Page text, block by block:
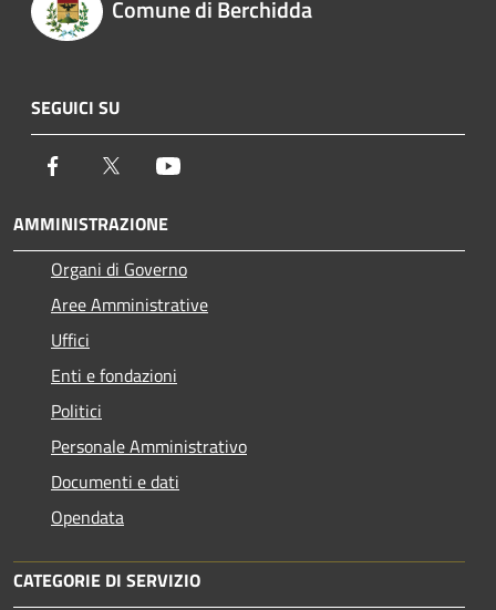
Comune di Berchidda
SEGUICI SU
Facebook Twitter
AMMINISTRAZIONE
Organi di Governo
Aree Amministrative
Uffici
Enti e fondazioni
Politici
Personale Amministrativo
Documenti e dati
Opendata
CATEGORIE DI SERVIZIO